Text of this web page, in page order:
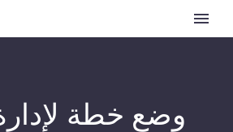
وضع خطة